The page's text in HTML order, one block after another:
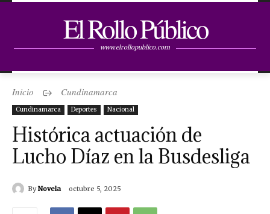
El Rollo Público
www.elrollopublico.com
Inicio Cundinamarca
Cundinamarca Deportes Nacional
Histórica actuación de
Lucho Díaz en la Busdesliga
By Novela octubre 5, 2025